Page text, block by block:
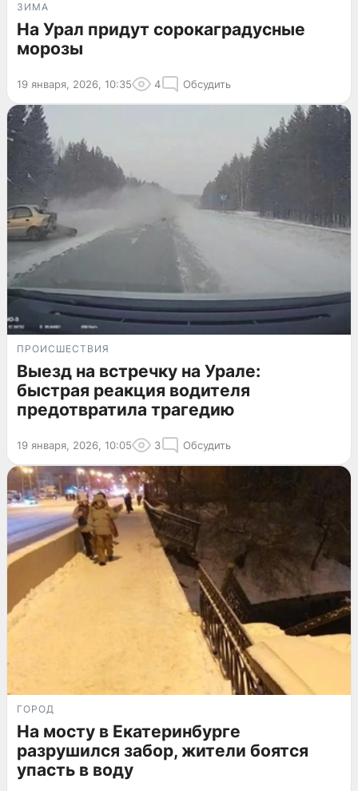
ЗИМА
На Урал придут сорокаградусные
морозы
19 января, 2026, 10:35 4 Обсудить
ПРОИСШЕСТВИЯ
Выезд на встречку на Урале:
быстрая реакция водителя
предотвратила трагедию
19 января, 2026, 10:05 3 Обсудить
ГОРОД
На мосту в Екатеринбурге
разрушился забор, жители боятся
упасть в воду